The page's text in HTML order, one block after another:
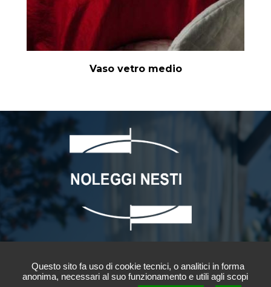
Vaso vetro medio
Via Arturo Ferrarin 13
Questo sito fa uso di cookie tecnici, o analitici in forma
anonima, necessari al suo funzionamento e utili agli scopi